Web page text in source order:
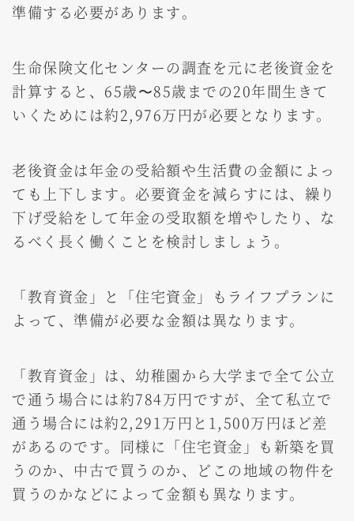
準備する必要があります。
生命保険文化センターの調査を元に老後資金を
計算すると、65歳〜85歳までの20年間生きて
いくためには約2,976万円が必要となります。
老後資金は年金の受給額や生活費の金額によっ
ても上下します。必要資金を減らすには、繰り
下げ受給をして年金の受取額を増やしたり、な
るべく長く働くことを検討しましょう。
「教育資金」と「住宅資金」もライフプランに
よって、準備が必要な金額は異なります。
「教育資金」は、幼稚園から大学まで全て公立
で通う場合には約784万円ですが、全て私立で
通う場合には約2,291万円と1,500万円ほど差
があるのです。同様に「住宅資金」も新築を買
うのか、中古で買うのか、どこの地域の物件を
買うのかなどによって金額も異なります。